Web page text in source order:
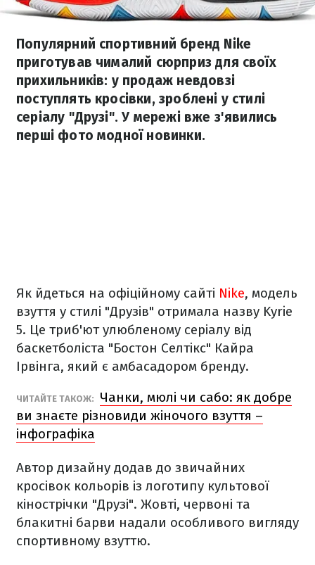
Популярний спортивний бренд Nike
приготував чималий сюрприз для своїх
прихильників: у продаж невдовзі
поступлять кросівки, зроблені у стилі
серіалу "Друзі". У мережі вже з'явились
перші фото модної новинки.
Як йдеться на офіційному сайті Nike, модель
взуття у стилі "Друзів" отримала назву Kyrie
5. Це триб'ют улюбленому серіалу від
баскетболіста "Бостон Селтікс" Кайра
Ірвінга, який є амбасадором бренду.
ЧИТАЙТЕ ТАКОЖ:
Чанки, мюлі чи сабо: як добре
ви знаєте різновиди жіночого взуття –
інфографіка
Автор дизайну додав до звичайних
кросівок кольорів із логотипу культової
кінострічки "Друзі". Жовті, червоні та
блакитні барви надали особливого вигляду
спортивному взуттю.